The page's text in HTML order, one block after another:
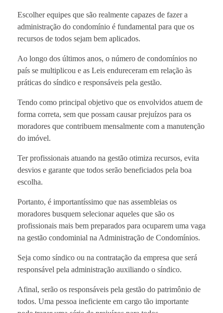
Escolher equipes que são realmente capazes de fazer a
administração do condomínio é fundamental para que os
recursos de todos sejam bem aplicados.
Ao longo dos últimos anos, o número de condomínios no
país se multiplicou e as Leis endureceram em relação às
práticas do síndico e responsáveis pela gestão.
Tendo como principal objetivo que os envolvidos atuem de
forma correta, sem que possam causar prejuízos para os
moradores que contribuem mensalmente com a manutenção
do imóvel.
Ter profissionais atuando na gestão otimiza recursos, evita
desvios e garante que todos serão beneficiados pela boa
escolha.
Portanto, é importantíssimo que nas assembleias os
moradores busquem selecionar aqueles que são os
profissionais mais bem preparados para ocuparem uma vaga
na gestão condominial na Administração de Condomínios.
Seja como síndico ou na contratação da empresa que será
responsável pela administração auxiliando o síndico.
Afinal, serão os responsáveis pela gestão do patrimônio de
todos. Uma pessoa ineficiente em cargo tão importante